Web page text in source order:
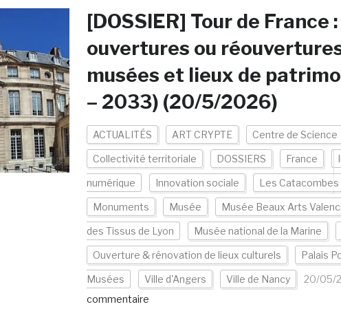
[DOSSIER] Tour de France :
ouvertures ou
musées et lieux de
– 2033) (20/5/2026)
ACTUALITÉS ART CRYPTE Centre de Science
Collectivité territoriale DOSSIERS France
numérique Innovation sociale Les Catacombes
Monuments Musée Musée Beaux Arts
des Tissus de Lyon Musée national de la Marine
Ouverture & rénovation de lieux culturels Palais
Musées Ville d'Angers Ville de Nancy 20/05/
commentaire